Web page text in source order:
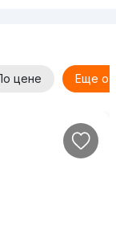
цене Еще